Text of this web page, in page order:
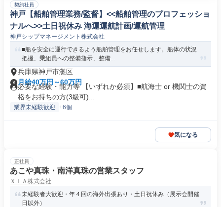
契約社員
神戸【船舶管理業務/監督】<<船舶管理のプロフェッショ
ナルへ>>土日祝休み 海運運航計画/運航管理
神戸シップマネージメント株式会社
■船を安全に運行できるよう船舶管理をお任せします。船体の状況
把握、乗組員への整備指示、整備...
兵庫県神戸市灘区
月給40万円～60万円
必要な経験・能力等 【いずれか必須】■航海士 or 機関士の資
格をお持ちの方(3級可)...
業界未経験歓迎 +6個
気になる
正社員
あこや真珠・南洋真珠の営業スタッフ
ＸＩＡ株式会社
未経験者大歓迎・年４回の海外出張あり・土日祝休み（展示会開催
日以外）